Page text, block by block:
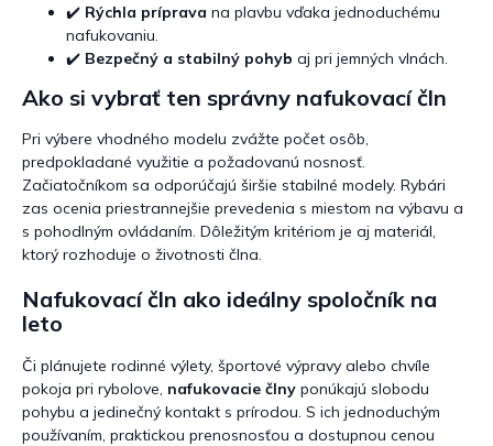
✔️ Rýchla príprava na plavbu vďaka jednoduchému
nafukovaniu.
✔️ Bezpečný a stabilný pohyb aj pri jemných vlnách.
Ako si vybrať ten správny nafukovací čln
Pri výbere vhodného modelu zvážte počet osôb,
predpokladané využitie a požadovanú nosnosť.
Začiatočníkom sa odporúčajú širšie stabilné modely. Rybári
zas ocenia priestrannejšie prevedenia s miestom na výbavu a
s pohodlným ovládaním. Dôležitým kritériom je aj materiál,
ktorý rozhoduje o životnosti člna.
Nafukovací čln ako ideálny spoločník na
leto
Či plánujete rodinné výlety, športové výpravy alebo chvíle
pokoja pri rybolove, nafukovacie člny ponúkajú slobodu
pohybu a jedinečný kontakt s prírodou. S ich jednoduchým
používaním, praktickou prenosnosťou a dostupnou cenou